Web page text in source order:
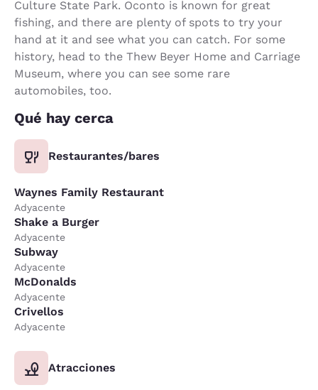
Culture State Park. Oconto is known for great
fishing, and there are plenty of spots to try your
hand at it and see what you can catch. For some
history, head to the Thew Beyer Home and Carriage
Museum, where you can see some rare
automobiles, too.
Qué hay cerca
Restaurantes/bares
Waynes Family Restaurant
Adyacente
Shake a Burger
Adyacente
Subway
Adyacente
McDonalds
Adyacente
Crivellos
Adyacente
Atracciones